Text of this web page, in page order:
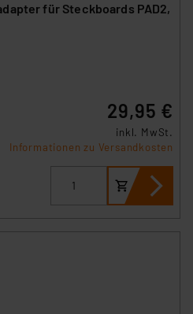
für Steckboards PAD2,
29,95 €
inkl. MwSt.
Informationen zu Versandkosten